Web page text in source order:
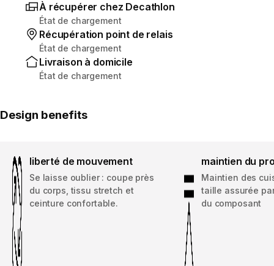
À récupérer chez Decathlon
État de chargement
Récupération point de relais
État de chargement
Livraison à domicile
État de chargement
Design benefits
liberté de mouvement
Se laisse oublier : coupe près
du corps, tissu stretch et
ceinture confortable.
maintien du
Maintien des
taille assurée
du composant